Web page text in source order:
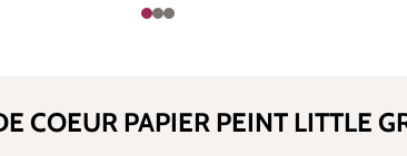
COEUR PAPIER PEINT LITTLE